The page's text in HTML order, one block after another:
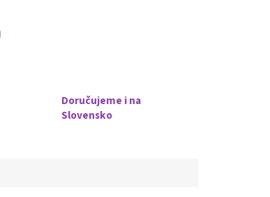
Doručujeme i na
Slovensko